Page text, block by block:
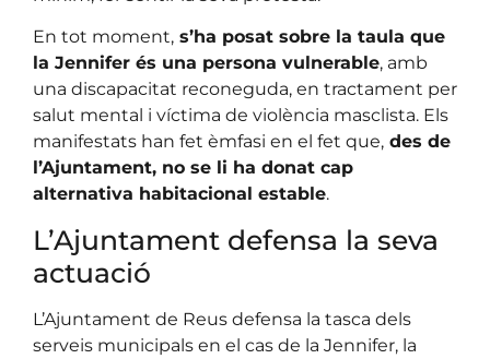
En tot moment, s’ha posat sobre la taula que
la Jennifer és una persona vulnerable, amb
una discapacitat reconeguda, en tractament per
salut mental i víctima de violència masclista. Els
manifestats han fet èmfasi en el fet que, des de
l’Ajuntament, no se li ha donat cap
alternativa habitacional estable.
L’Ajuntament defensa la seva
actuació
L’Ajuntament de Reus defensa la tasca dels
serveis municipals en el cas de la Jennifer, la